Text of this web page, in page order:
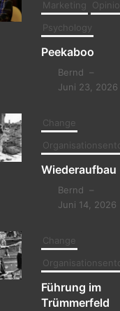
Marketing
Psychology
Peekaboo
Bernd –
Juni 23, 2026
Change
Wiederaufbau
Bernd –
Juni 14, 2026
Change
Führung im
Trümmerfeld